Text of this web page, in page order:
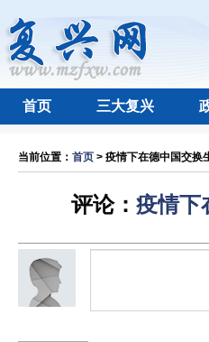
首页 三大复兴
当前位置： 首页 > 疫情下在德中国交换
评论： 疫情下